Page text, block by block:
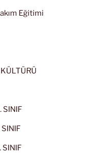
Eğitimi
SINIF
SINIF
SINIF